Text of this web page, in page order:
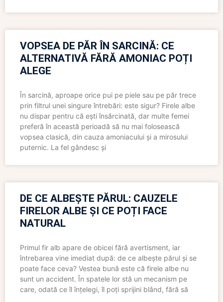
VOPSEA DE PĂR ÎN SARCINĂ: CE
ALTERNATIVĂ FĂRĂ AMONIAC POȚI
ALEGE
În sarcină, aproape orice pui pe piele sau pe păr trece
prin filtrul unei singure întrebări: este sigur? Firele albe
nu dispar pentru că ești însărcinată, dar multe femei
preferă în această perioadă să nu mai folosească
vopsea clasică, din cauza amoniacului și a mirosului
puternic. La fel gândesc și
DE CE ALBEȘTE PĂRUL: CAUZELE
FIRELOR ALBE ȘI CE POȚI FACE
NATURAL
Primul fir alb apare de obicei fără avertisment, iar
întrebarea vine imediat după: de ce albește părul și se
poate face ceva? Vestea bună este că firele albe nu
sunt un accident. În spatele lor stă un mecanism pe
care, odată ce îl înțelegi, îl poți sprijini blând, fără să